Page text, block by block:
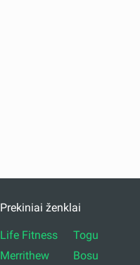
Prekiniai ženklai
Life Fitness
Merrithew
Togu
Bosu